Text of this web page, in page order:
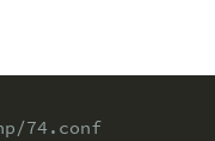
74.conf